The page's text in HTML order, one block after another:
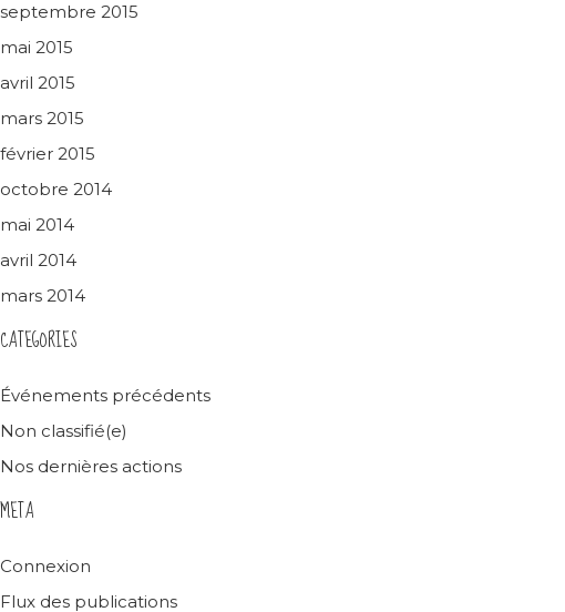
septembre 2015
mai 2015
avril 2015
mars 2015
février 2015
octobre 2014
mai 2014
avril 2014
mars 2014
CATEGORIES
Événements précédents
Non classifié(e)
Nos dernières actions
META
Connexion
Flux des publications